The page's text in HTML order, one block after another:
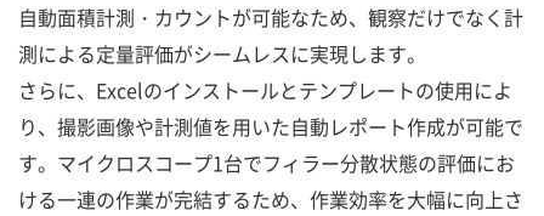
自動面積計測・カウントが可能なため、観察だけでなく計
測による定量評価がシームレスに実現します。
さらに、Excelのインストールとテンプレートの使用によ
り、撮影画像や計測値を用いた自動レポート作成が可能で
す。マイクロスコープ1台でフィラー分散状態の評価にお
ける一連の作業が完結するため、作業効率を大幅に向上さ